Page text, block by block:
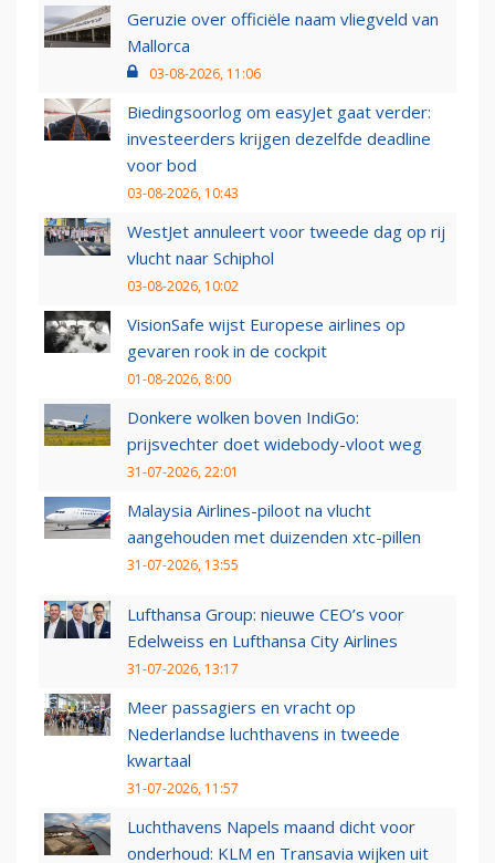
Geruzie over officiële naam vliegveld van
Mallorca
03-08-2026, 11:06
Biedingsoorlog om easyJet gaat verder:
investeerders krijgen dezelfde deadline
voor bod
03-08-2026, 10:43
WestJet annuleert voor tweede dag op rij
vlucht naar Schiphol
03-08-2026, 10:02
VisionSafe wijst Europese airlines op
gevaren rook in de cockpit
01-08-2026, 8:00
Donkere wolken boven IndiGo:
prijsvechter doet widebody-vloot weg
31-07-2026, 22:01
Malaysia Airlines-piloot na vlucht
aangehouden met duizenden xtc-pillen
31-07-2026, 13:55
Lufthansa Group: nieuwe CEO’s voor
Edelweiss en Lufthansa City Airlines
31-07-2026, 13:17
Meer passagiers en vracht op
Nederlandse luchthavens in tweede
kwartaal
31-07-2026, 11:57
Luchthavens Napels maand dicht voor
onderhoud: KLM en Transavia wijken uit